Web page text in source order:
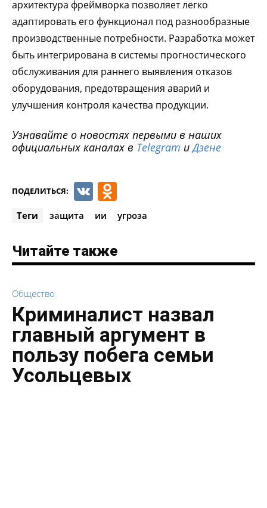
архитектура фреймворка позволяет легко
адаптировать его функционал под разнообразные
производственные потребности. Разработка может
быть интегрирована в системы прогностического
обслуживания для раннего выявления отказов
оборудования, предотвращения аварий и
улучшения контроля качества продукции.
Узнавайте о новостях первыми в наших
официальных каналах в Telegram иДзене
ПОДЕЛИТЬСЯ: VK
Теги защита ии угроза
Читайте также
Общество
Криминалист назвал
главный аргумент в
пользу побега семьи
Усольцевых